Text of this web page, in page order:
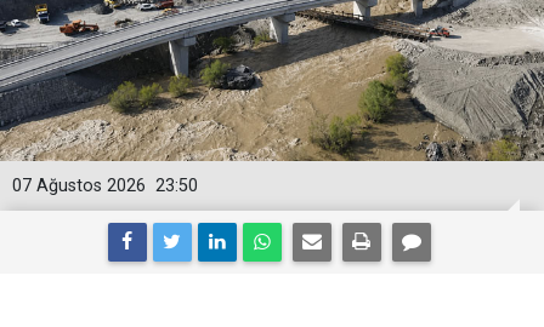
23:50
07 Ağustos 2026